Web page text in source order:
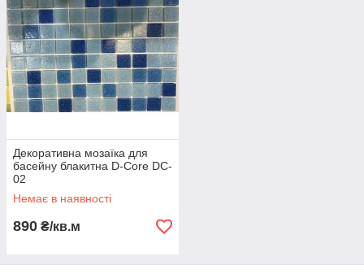
Декоративна мозаїка для
басейну блакитна D-Core DC-
02
Немає в наявності
890 ₴/кв.м